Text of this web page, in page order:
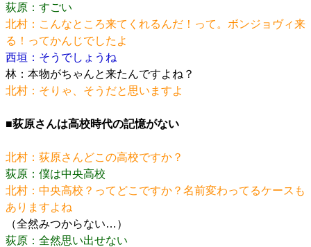
荻原：すごい
北村：こんなところ来てくれるんだ！って。ボンジョヴィ来
る！ってかんじでしたよ
西垣：そうでしょうね
林：本物がちゃんと来たんですよね？
北村：そりゃ、そうだと思いますよ
■荻原さんは高校時代の記憶がない
北村：荻原さんどこの高校ですか？
荻原：僕は中央高校
北村：中央高校？ってどこですか？名前変わってるケースも
ありますよね
（全然みつからない…）
荻原：全然思い出せない